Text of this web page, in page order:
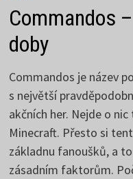
Commandos
doby
Commandos je název
s největší
akčních her. Nejde o
Minecraft. Přesto si
základnu fanoušků, a
zásadním faktorům.